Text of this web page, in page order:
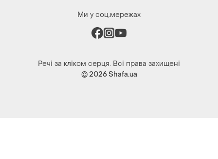
Речі за кліком серця. Всі права захищені